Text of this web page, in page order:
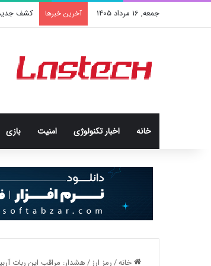
جمعه, 16 مرداد 1405 آخرین خبرها کشف جدید
خانه اخبار تکنولوژی امنيت بازی
خانه/رمز ارز/هشدار: مراقب این ربات